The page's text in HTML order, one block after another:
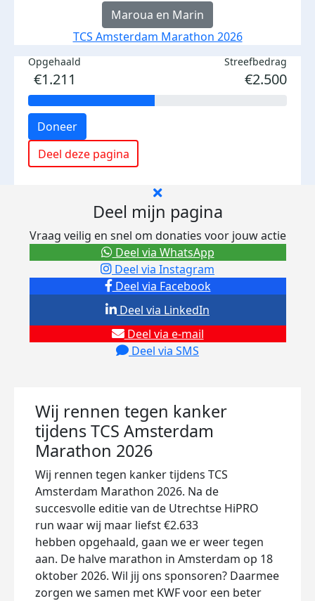
Maroua en Marin
TCS Amsterdam Marathon 2026
Opgehaald
€1.211
Streefbedrag
€2.500
Doneer
Deel deze pagina
Deel mijn pagina
Vraag veilig en snel om donaties voor jouw actie
Deel via Facebook
Deel via Instagram
Deel via e-mail
Deel via SMS
Deel via LinkedIn
Deel via WhatsApp
Wij rennen tegen kanker
tijdens TCS Amsterdam
Marathon 2026
Wij rennen tegen kanker tijdens TCS
Amsterdam Marathon 2026. Na de
succesvolle editie van de Utrechtse HiPRO
run waar wij maar liefst €2.633
hebben opgehaald, gaan we er weer tegen
aan. De halve marathon in Amsterdam op 18
oktober 2026. Wil jij ons sponsoren? Daarmee
zorgen we samen met KWF voor een beter